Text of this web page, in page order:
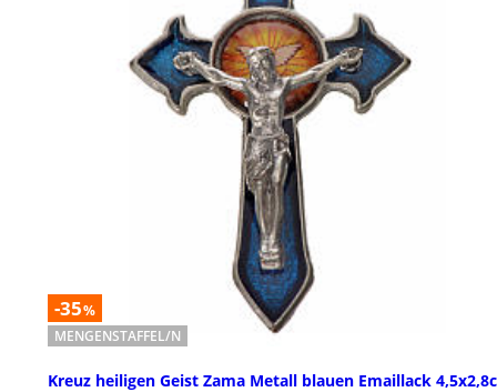
-35%
MENGENSTAFFEL/N
Kreuz heiligen Geist Zama Metall blauen Emaillack